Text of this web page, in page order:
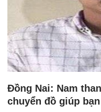
Đồng Nai: Nam
chuyển đồ giúp